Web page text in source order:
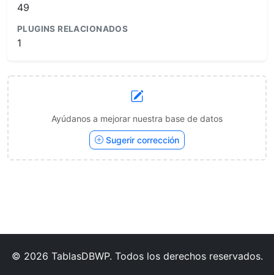
49
PLUGINS RELACIONADOS
1
Ayúdanos a mejorar nuestra base de datos
Sugerir corrección
© 2026 TablasDBWP. Todos los derechos reservados.